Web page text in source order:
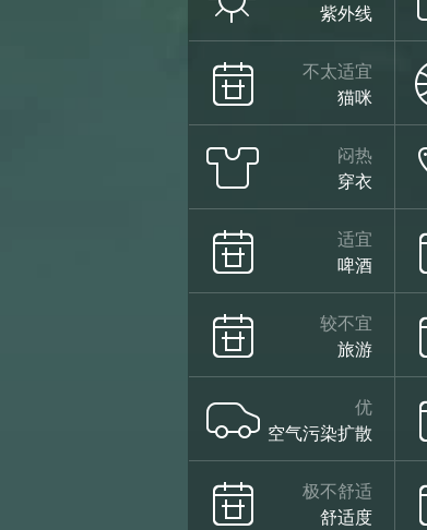
紫外线
不太适宜
猫咪
闷热
穿衣
适宜
啤酒
较不宜
旅游
优
空气污染扩散
极不舒适
舒适度